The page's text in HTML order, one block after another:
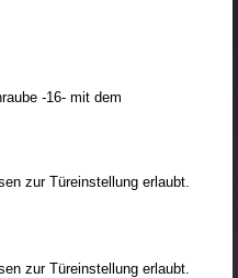
-16- mit dem
zur Türeinstellung erlaubt.
zur Türeinstellung erlaubt.